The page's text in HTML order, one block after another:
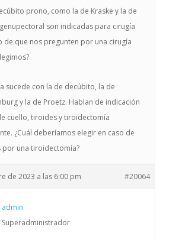
prono, como la de Kraske y la de
son indicadas para cirugía
de que nos pregunten por una cirugía
sucede con la de decúbito, la de
y la de Proetz. Hablan de indicación
cuello, tiroides y tiroidectomía
¿Cuál deberíamos elegir en caso de
por una tiroidectomía?
de 2023 a las 6:00 pm #20064
admin
Superadministrador